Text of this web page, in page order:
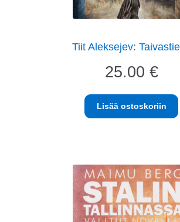
Tiit Aleksejev:
25.00 €
Lisää ostoskoriin